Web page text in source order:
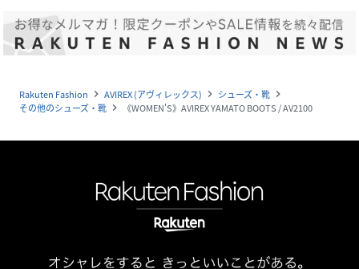
Rakuten Fashion navigate_next AVIREX (アヴィレックス) navigate_next シューズ・靴 navigate_next
その他のシューズ・靴 navigate_next 《WOMEN'S》AVIREX YAMATO BOOTS / AV2100